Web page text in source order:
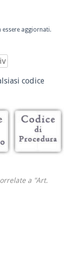
aggiornati.
codice
a "Art.